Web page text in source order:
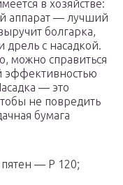
в хозяйстве:
аппарат — лучший
болгарка,
дрель с насадкой.
можно справиться
эффективностью
— это
не повредить
бумага
пятен — Р 120;